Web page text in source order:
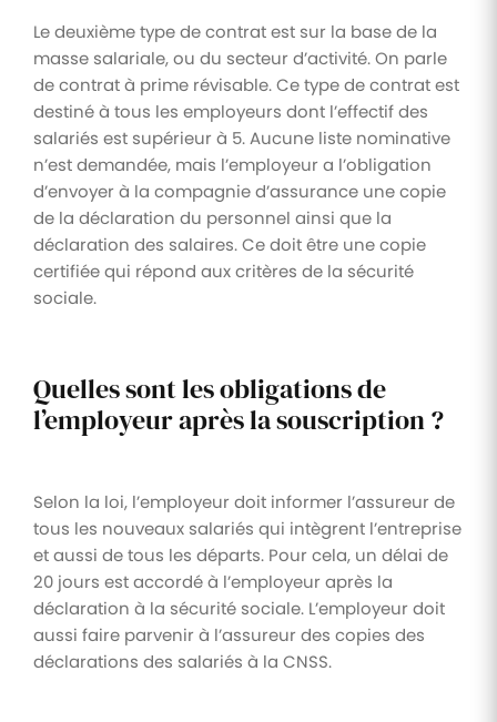
Le deuxième type de contrat est sur la base de la
masse salariale, ou du secteur d’activité. On parle
de contrat à prime révisable. Ce type de contrat est
destiné à tous les employeurs dont l’effectif des
salariés est supérieur à 5. Aucune liste nominative
n’est demandée, mais l’employeur a l’obligation
d’envoyer à la compagnie d’assurance une copie
de la déclaration du personnel ainsi que la
déclaration des salaires. Ce doit être une copie
certifiée qui répond aux critères de la sécurité
sociale.
Quelles sont les obligations de
l’employeur après la souscription ?
Selon la loi, l’employeur doit informer l’assureur de
tous les nouveaux salariés qui intègrent l’entreprise
et aussi de tous les départs. Pour cela, un délai de
20 jours est accordé à l’employeur après la
déclaration à la sécurité sociale. L’employeur doit
aussi faire parvenir à l’assureur des copies des
déclarations des salariés à la CNSS.